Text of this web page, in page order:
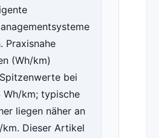
Praxisnahe
(Wh/km)
bei
km; typische
liegen näher an
Dieser Artikel